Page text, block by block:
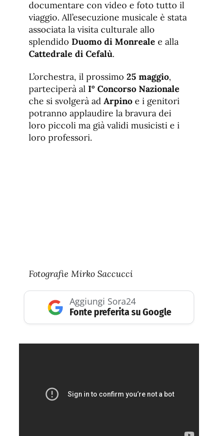
documentare con video e foto tutto il
viaggio. All’esecuzione musicale è stata
associata la visita culturale allo
splendido Duomo di Monreale e alla
Cattedrale di Cefalù.
L’orchestra, il prossimo 25 maggio,
parteciperà al I° Concorso Nazionale
che si svolgerà ad Arpino e i genitori
potranno applaudire la bravura dei
loro piccoli ma già validi musicisti e i
loro professori.
Fotografie Mirko Saccucci
Aggiungi Sora24
Fonte preferita su Google